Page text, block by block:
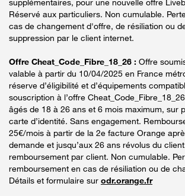
Réservé aux particuliers. Non cumulable.
cas de changement d'offre, de résiliation ou
suppression par le client internet.
Offre Cheat_Code_Fibre_18_26 : Offre
valable à partir du 10/04/2025 en France
réserve d’éligibilité et d’équipements
souscription à l’offre
âgés de 18 à 26 ans et 6 mois maximum, sur
carte d’identité. Sans engagement.
25€/mois à partir de la 2e facture Orange
demande et jusqu’aux 26 ans révolus du
remboursement par client. Non cumulable.
remboursement en cas de résiliation ou de
Détails et formulaire sur odr.orange.fr